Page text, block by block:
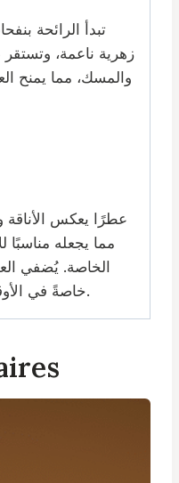
تبدأ الرائحة
زهرية ناعمة، وتستقر
والمسك، مما يمنح
مما يجعله مناسبًا
الخاصة. يُضفي
خاصةً في الأوقات التي تتطلب حضورًا قويًا.